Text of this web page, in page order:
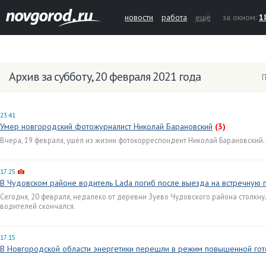
новости работа ещё за окном:
Архив за субботу, 20 февраля 2021 года
23:41
Умер новгородский фотожурналист Николай Барановский (3)
Вчера, 19 февраля, ушёл из жизни фотокорреспондент Николай
17:25
В Чудовском районе водитель Lada погиб после выезда на встречную
Сегодня, 20 февраля, недалеко от деревни Зуево Чудовского района
водителей скончался.
17:15
В Новгородской области энергетики перешли в режим повышенной